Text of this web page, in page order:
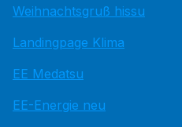
Weihnachtsgruß hissu
Landingpage Klima
EE Medatsu
EE-Energie neu